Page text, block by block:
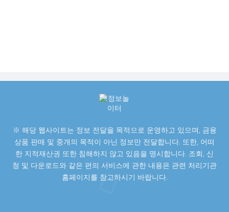
※ 해당 웹사이트는 정보 전달을 목적으로 운영하고 있으며, 금융
상품 판매 및 중개의 목적이 아닌 정보만 전달합니다. 또한, 어떠
한 지적재산권 또한 침해하지 않고 있음을 명시합니다. 조회, 신
청 및 다운로드와 같은 편의 서비스에 관한 내용은 관련 처리기관
홈페이지를 참고하시기 바랍니다.